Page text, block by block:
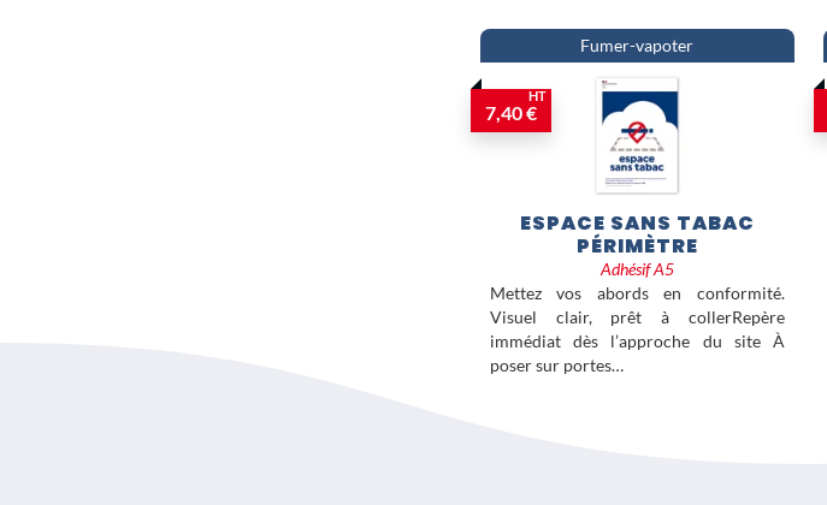
Fumer-vapoter
7,40 €
HT
ESPACE SANS TABAC
PÉRIMÈTRE
Adhésif A5
Mettez vos abords en conformité.
Visuel clair, prêt à collerRepère
immédiat dès l’approche du site À
poser sur portes…